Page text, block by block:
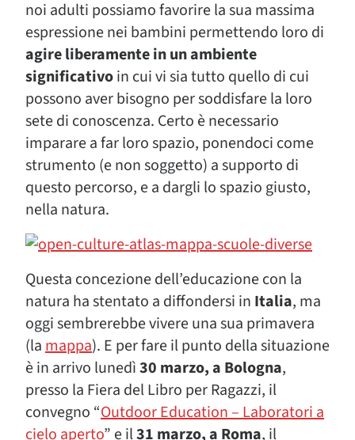
noi adulti possiamo favorire la sua massima
espressione nei bambini permettendo loro di
agire liberamente in un ambiente
significativoin cui vi sia tutto quello di cui
possono aver bisogno per soddisfare la loro
sete di conoscenza. Certo è necessario
imparare a far loro spazio, ponendoci come
strumento (e non soggetto) a supporto di
questo percorso, e a dargli lo spazio giusto,
nella natura.
Questa concezione dell’educazione con la
natura ha stentato a diffondersi in Italia, ma
oggi sembrerebbe vivere una sua primavera
(lamappa). E per fare il punto della situazione
è in arrivo lunedì30 marzo, a Bologna,
presso la Fiera del Libro per Ragazzi, il
convegno “Outdoor Education – Laboratori a
cielo aperto” e il31 marzo, a Roma, il